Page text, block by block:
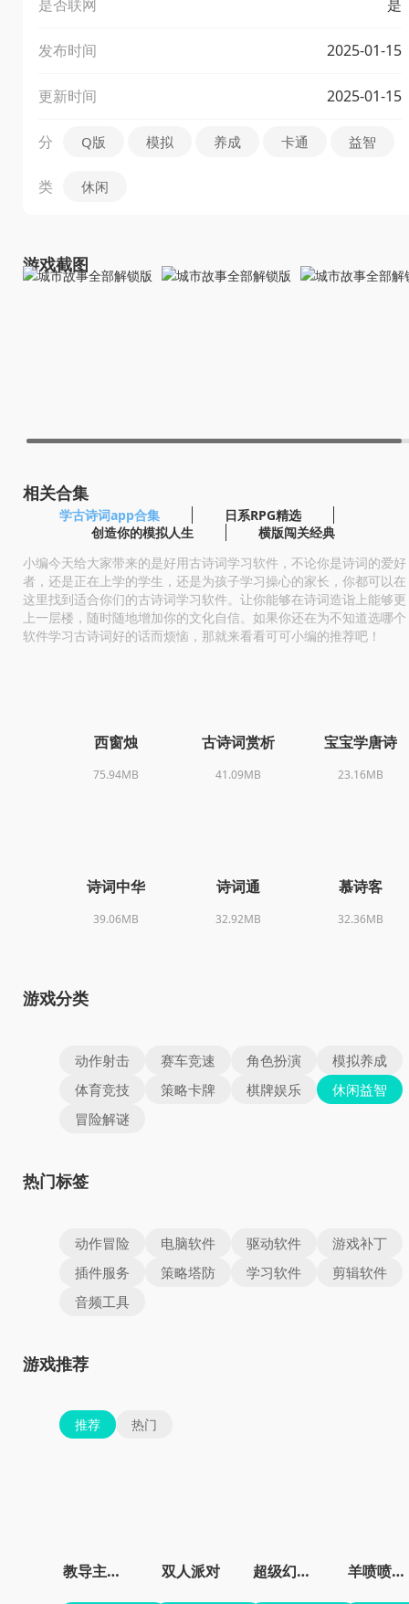
是否联网 是
发布时间 2025-01-15
更新时间 2025-01-15
分
类
Q版 模拟 养成 卡通 益智
休闲
游戏截图
相关合集
学古诗词app合集
日系RPG精选
创造你的模拟人生
横版闯关经典
小编今天给大家带来的是好用古诗词学习软件，不论你是诗词的爱好
者，还是正在上学的学生，还是为孩子学习操心的家长，你都可以在
这里找到适合你们的古诗词学习软件。让你能够在诗词造诣上能够更
上一层楼，随时随地增加你的文化自信。如果你还在为不知道选哪个
软件学习古诗词好的话而烦恼，那就来看看可可小编的推荐吧！
西窗烛
75.94MB
古诗词赏析
41.09MB
宝宝学唐诗
23.16MB
诗词中华
39.06MB
诗词通
32.92MB
慕诗客
32.36MB
游戏分类
动作射击 赛车竞速 角色扮演
模拟养成
体育竞技
策略卡牌 棋牌娱乐
休闲益智
冒险解谜
热门标签
动作冒险 电脑软件 驱动软件
游戏补丁
插件服务
策略塔防 学习软件
剪辑软件
音频工具
游戏推荐
推荐 热门
教导主任模拟器 双人派对 超级幻影猫2无限钻石 羊喷喷疯了无限金币